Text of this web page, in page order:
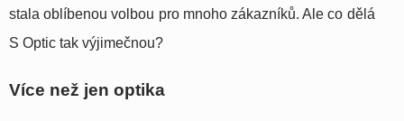
stala oblíbenou volbou pro mnoho zákazníků. Ale co dělá
S Optic tak výjimečnou?
Více než jen optika